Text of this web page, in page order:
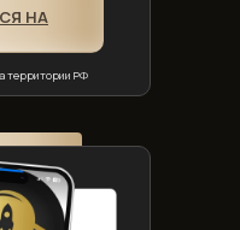
территории РФ
НА